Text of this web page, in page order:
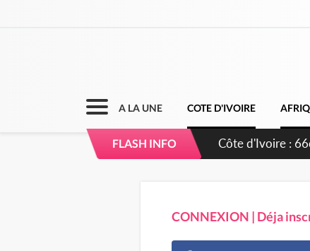
A LA UNE COTE D'IVOIRE
FLASH INFO
Côte d'Ivoire :
CONNEXION | Déja